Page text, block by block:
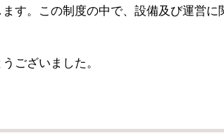
す。この制度の中で、設備及び運営に
ございました。